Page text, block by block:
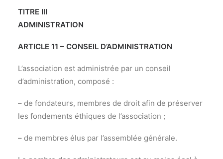
TITRE IlI
ADMINISTRATION
ARTICLE 11 – CONSEIL D’ADMINISTRATION
L’association est administrée par un conseil
d’administration, composé :
– de fondateurs, membres de droit afin de préserver
les fondements éthiques de l’association ;
– de membres élus par l’assemblée générale.